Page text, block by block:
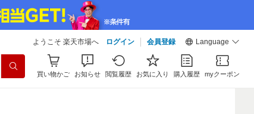
ようこそ 楽天市場へ ログイン 会員登録 Language
買い物かご お知らせ 閲覧履歴 お気に入り 購入履歴 myクーポン